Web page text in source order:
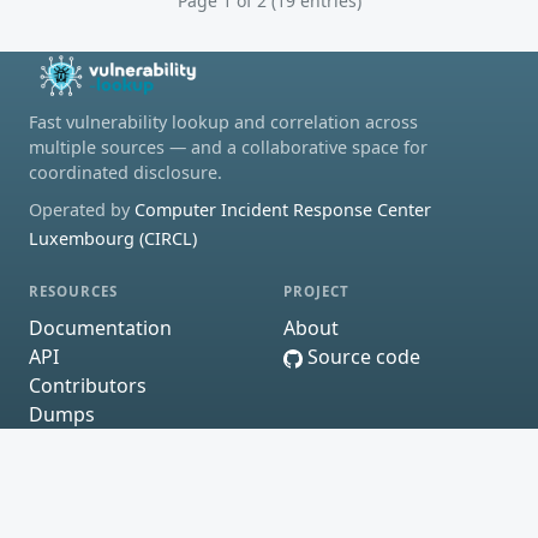
Fast vulnerability lookup and correlation across
multiple sources — and a collaborative space for
coordinated disclosure.
Operated by Computer Incident Response Center
Luxembourg (CIRCL)
RESOURCES
Documentation
API
Contributors
Dumps
PROJECT
About
Source code